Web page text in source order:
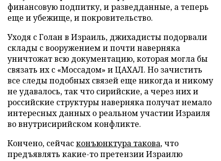
финансовую подпитку, и разведданные, а теперь
еще и убежище, и покровительство.
Уходя с Голан в Израиль, джихадисты подорвали
склады с вооружением и почти наверняка
уничтожат всю документацию, которая могла бы
связать их с «Моссадом» и ЦАХАЛ. Но зачистить
все следы подобных связей еще никогда и никому
не удавалось, так что сирийские, а через них и
российские структуры наверняка получат немало
интересных данных о реальном участии Израиля
во внутрисирийском конфликте.
Кончено, сейчасконъюнктура такова, что
предъявлять какие-то претензии Израилю